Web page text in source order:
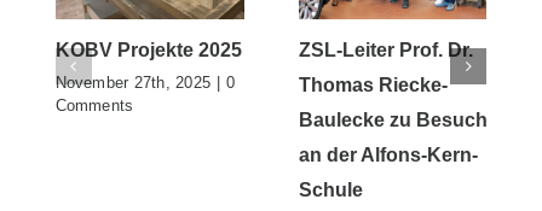
KOBV Projekte 2025
November 27th, 2025 | 0
Comments
ZSL-Leiter Prof. Dr.
Thomas Riecke-
Baulecke zu Besuch
an der Alfons-Kern-
Schule